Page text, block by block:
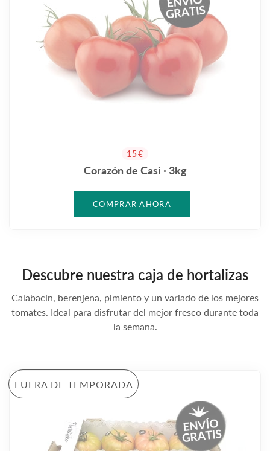
Corazón de Casi · 3kg
PRECIO HABITUAL
15€
Descubre nuestra caja de hortalizas
Calabacín, berenjena, pimiento y un variado de los mejores
tomates. Ideal para disfrutar del mejor fresco durante toda
la semana.
FUERA DE TEMPORADA